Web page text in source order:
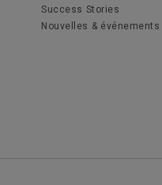
Success Stories
Nouvelles & événements